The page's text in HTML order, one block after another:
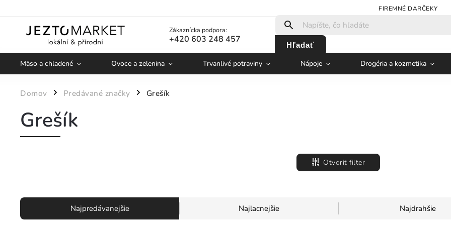
FIREMNÉ DARČEKY
Zákaznícka podpora:
+420 603 248 457
Hľadať
Mäso a chladené Ovoce a zelenina Trvanlivé potraviny Nápoje Drogéria a kozmetika
Domov / Predávané značky / Grešík
Grešík
Otvoriť filter
Najpredávanejšie Najlacnejšie Najdrahšie